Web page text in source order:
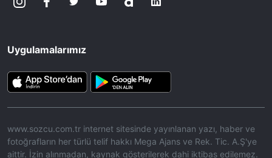
Uygulamalarımız
www.sozcu.com.tr internet sitesinde yayınlanan yazı, haber ve
fotoğrafların her türlü telif hakkı Mega Ajans ve Rek. Tic. A.Ş'ye
aittir. İzin alınmadan, kaynak gösterilerek dahi iktibas edilemez.